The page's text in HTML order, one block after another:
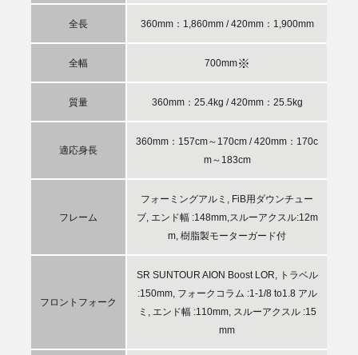
全長 360mm：1,860mm / 420mm：1,900mm
全幅 700mm※
質量 360mm：25.4kg / 420mm：25.5kg
適応身長
360mm：157cm～170cm / 420mm：170c
m～183cm
フレーム
フォーミングアルミ, FiB用ダウンチュー
ブ, エンド幅 :148mm,スルーアクスル:12m
m, 樹脂製モーターガード付
フロントフォーク
SR SUNTOUR AION Boost LOR, トラベル
:150mm, フォークコラム :1-1/8 to1.8 アル
ミ, エンド幅 :110mm, スルーアクスル :15
mm